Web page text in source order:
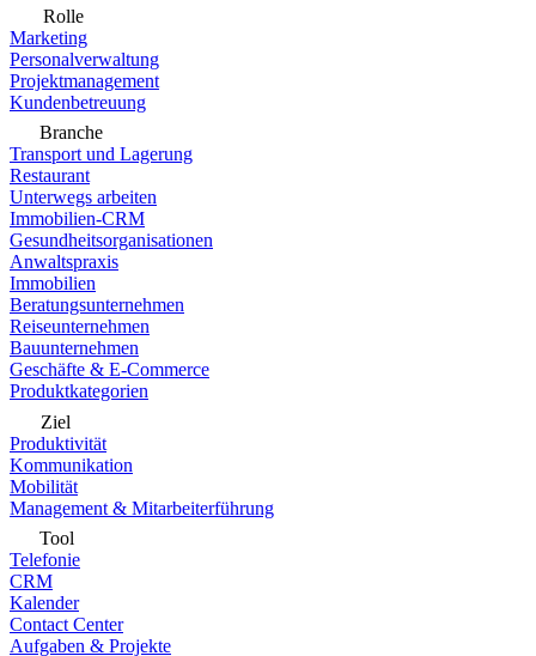
Rolle
Marketing
Personalverwaltung
Projektmanagement
Kundenbetreuung
Branche
Transport und Lagerung
Restaurant
Unterwegs arbeiten
Immobilien-CRM
Gesundheitsorganisationen
Anwaltspraxis
Immobilien
Beratungsunternehmen
Reiseunternehmen
Bauunternehmen
Geschäfte & E-Commerce
Produktkategorien
Ziel
Produktivität
Kommunikation
Mobilität
Management & Mitarbeiterführung
Tool
Telefonie
CRM
Kalender
Contact Center
Aufgaben & Projekte